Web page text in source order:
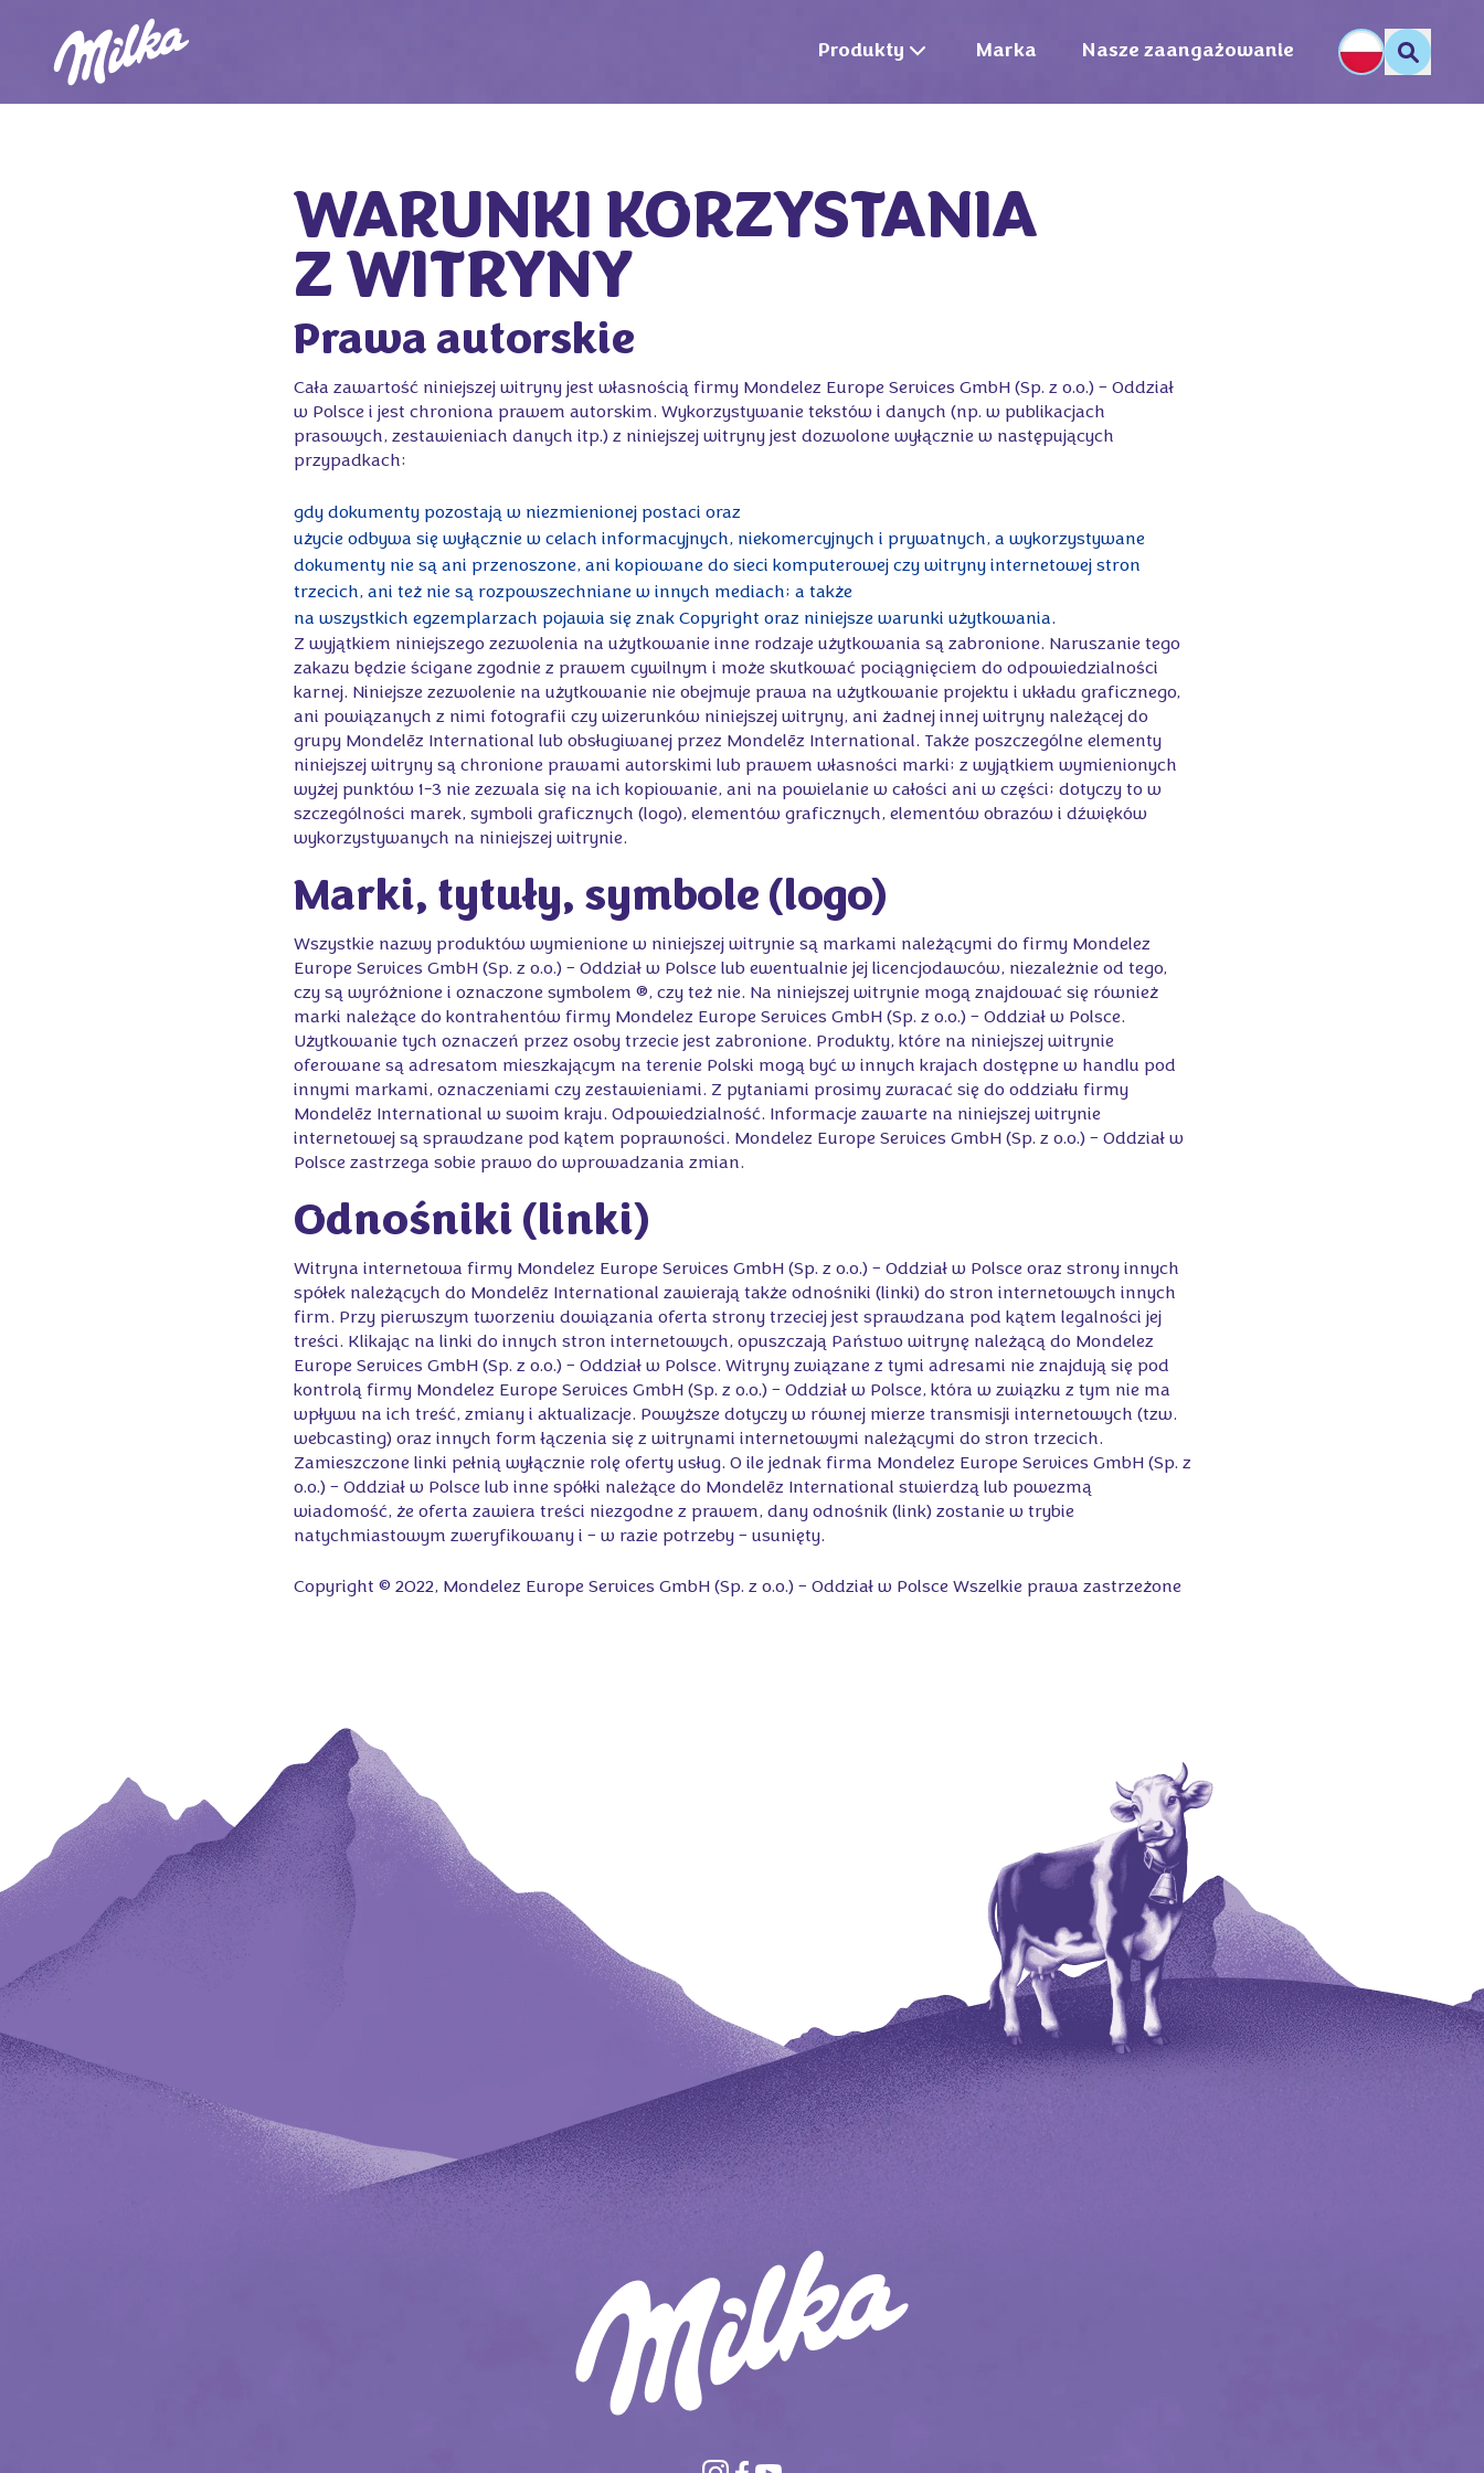
Produkty Marka Nasze zaangażowanie
WARUNKI KORZYSTANIA
Z WITRYNY
Prawa autorskie
Cała zawartość niniejszej witryny jest własnością firmy Mondelez Europe Services GmbH (Sp. z o.o.) – Oddział
w Polsce i jest chroniona prawem autorskim. Wykorzystywanie tekstów i danych (np. w publikacjach
prasowych, zestawieniach danych itp.) z niniejszej witryny jest dozwolone wyłącznie w następujących
przypadkach:
gdy dokumenty pozostają w niezmienionej postaci oraz
użycie odbywa się wyłącznie w celach informacyjnych, niekomercyjnych i prywatnych, a wykorzystywane
dokumenty nie są ani przenoszone, ani kopiowane do sieci komputerowej czy witryny internetowej stron
trzecich, ani też nie są rozpowszechniane w innych mediach; a także
na wszystkich egzemplarzach pojawia się znak Copyright oraz niniejsze warunki użytkowania.
Z wyjątkiem niniejszego zezwolenia na użytkowanie inne rodzaje użytkowania są zabronione. Naruszanie tego
zakazu będzie ścigane zgodnie z prawem cywilnym i może skutkować pociągnięciem do odpowiedzialności
karnej. Niniejsze zezwolenie na użytkowanie nie obejmuje prawa na użytkowanie projektu i układu graficznego,
ani powiązanych z nimi fotografii czy wizerunków niniejszej witryny, ani żadnej innej witryny należącej do
grupy Mondelēz International lub obsługiwanej przez Mondelēz International. Także poszczególne elementy
niniejszej witryny są chronione prawami autorskimi lub prawem własności marki; z wyjątkiem wymienionych
wyżej punktów 1-3 nie zezwala się na ich kopiowanie, ani na powielanie w całości ani w części; dotyczy to w
szczególności marek, symboli graficznych (logo), elementów graficznych, elementów obrazów i dźwięków
wykorzystywanych na niniejszej witrynie.
Marki, tytuły, symbole (logo)
Wszystkie nazwy produktów wymienione w niniejszej witrynie są markami należącymi do firmy Mondelez
Europe Services GmbH (Sp. z o.o.) – Oddział w Polsce lub ewentualnie jej licencjodawców, niezależnie od tego,
czy są wyróżnione i oznaczone symbolem ®, czy też nie. Na niniejszej witrynie mogą znajdować się również
marki należące do kontrahentów firmy Mondelez Europe Services GmbH (Sp. z o.o.) – Oddział w Polsce.
Użytkowanie tych oznaczeń przez osoby trzecie jest zabronione. Produkty, które na niniejszej witrynie
oferowane są adresatom mieszkającym na terenie Polski mogą być w innych krajach dostępne w handlu pod
innymi markami, oznaczeniami czy zestawieniami. Z pytaniami prosimy zwracać się do oddziału firmy
Mondelēz International w swoim kraju. Odpowiedzialność. Informacje zawarte na niniejszej witrynie
internetowej są sprawdzane pod kątem poprawności. Mondelez Europe Services GmbH (Sp. z o.o.) – Oddział w
Polsce zastrzega sobie prawo do wprowadzania zmian.
Odnośniki (linki)
Witryna internetowa firmy Mondelez Europe Services GmbH (Sp. z o.o.) – Oddział w Polsce oraz strony innych
spółek należących do Mondelēz International zawierają także odnośniki (linki) do stron internetowych innych
firm. Przy pierwszym tworzeniu dowiązania oferta strony trzeciej jest sprawdzana pod kątem legalności jej
treści. Klikając na linki do innych stron internetowych, opuszczają Państwo witrynę należącą do Mondelez
Europe Services GmbH (Sp. z o.o.) – Oddział w Polsce. Witryny związane z tymi adresami nie znajdują się pod
kontrolą firmy Mondelez Europe Services GmbH (Sp. z o.o.) – Oddział w Polsce, która w związku z tym nie ma
wpływu na ich treść, zmiany i aktualizacje. Powyższe dotyczy w równej mierze transmisji internetowych (tzw.
webcasting) oraz innych form łączenia się z witrynami internetowymi należącymi do stron trzecich.
Zamieszczone linki pełnią wyłącznie rolę oferty usług. O ile jednak firma Mondelez Europe Services GmbH (Sp. z
o.o.) – Oddział w Polsce lub inne spółki należące do Mondelēz International stwierdzą lub powezmą
wiadomość, że oferta zawiera treści niezgodne z prawem, dany odnośnik (link) zostanie w trybie
natychmiastowym zweryfikowany i – w razie potrzeby – usunięty.
Copyright © 2022, Mondelez Europe Services GmbH (Sp. z o.o.) – Oddział w Polsce Wszelkie prawa zastrzeżone